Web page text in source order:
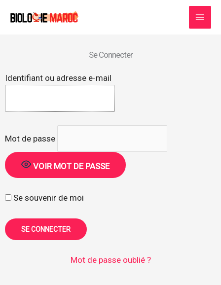
Se Connecter
Identifiant ou adresse e-mail
Mot de passe
VOIR MOT DE PASSE
Se souvenir de moi
Mot de passe oublié ?